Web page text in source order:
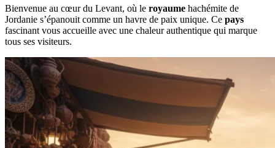
Bienvenue au cœur du Levant, où le royaume hachémite de
Jordanie s’épanouit comme un havre de paix unique. Ce pays
fascinant vous accueille avec une chaleur authentique qui marque
tous ses visiteurs.